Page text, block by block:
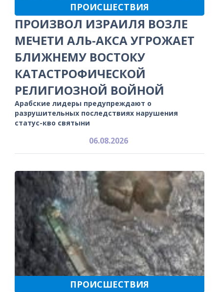
ПРОИСШЕСТВИЯ
ПРОИЗВОЛ ИЗРАИЛЯ ВОЗЛЕ
МЕЧЕТИ АЛЬ-АКСА УГРОЖАЕТ
БЛИЖНЕМУ ВОСТОКУ
КАТАСТРОФИЧЕСКОЙ
РЕЛИГИОЗНОЙ ВОЙНОЙ
Арабские лидеры предупреждают о
разрушительных последствиях нарушения
статус-кво святыни
06.08.2026
ПРОИСШЕСТВИЯ